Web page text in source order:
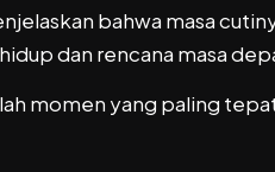
bahwa masa
dan rencana masa
momen yang paling